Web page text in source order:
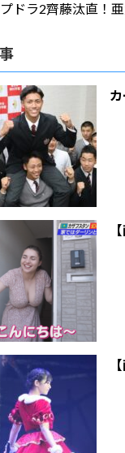
ドラ2齊藤汰直！